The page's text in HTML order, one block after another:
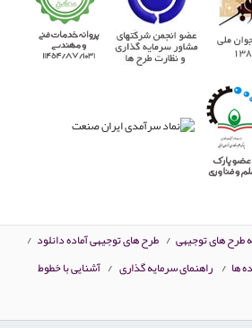
طرح های توجیهی / طرح های توجیهی آماده دانلود /
ها / راهنمای سرمایه گذاری / آشنایی با خطوط